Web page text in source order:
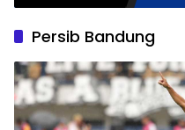
Persib Bandung